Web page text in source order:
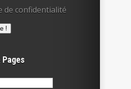
de confidentialité
: